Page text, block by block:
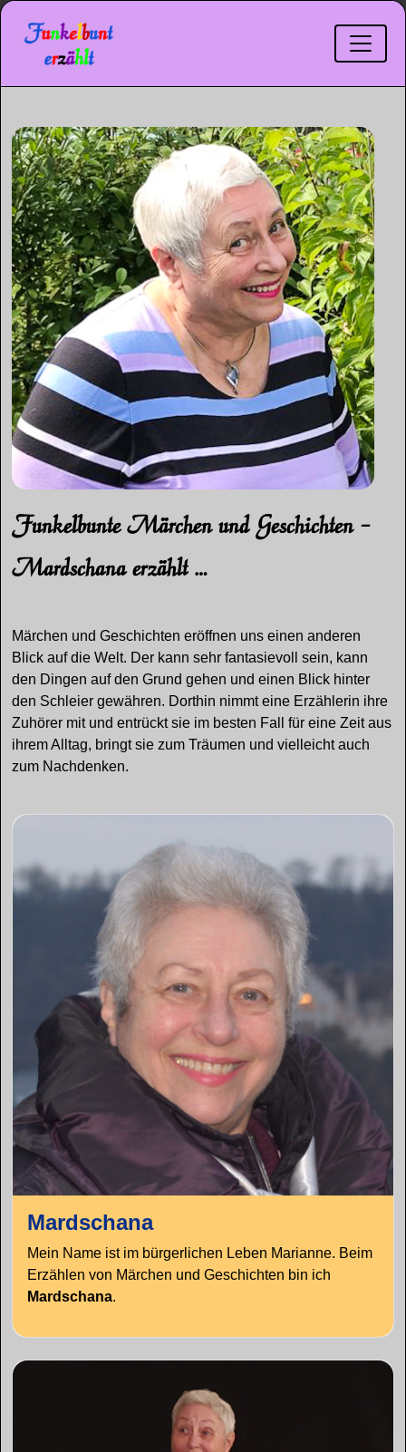
Funkelbunte Märchen und Geschichten –
Mardschana erzählt …
Märchen und Geschichten eröffnen uns einen anderen
Blick auf die Welt. Der kann sehr fantasievoll sein, kann
den Dingen auf den Grund gehen und einen Blick hinter
den Schleier gewähren. Dorthin nimmt eine Erzählerin ihre
Zuhörer mit und entrückt sie im besten Fall für eine Zeit aus
ihrem Alltag, bringt sie zum Träumen und vielleicht auch
zum Nachdenken.
Mard­schana
Mein Name ist im bürgerlichen Leben Marianne. Beim
Erzählen von Märchen und Geschichten bin ich
Mardschana.